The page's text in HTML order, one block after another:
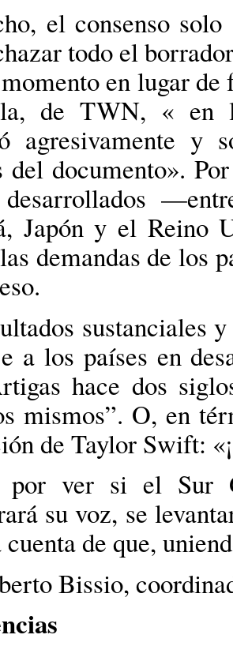
el consenso
todo el
en lugar de
de TWN, « en
agresivamente y
del documento».
desarrollados
Japón y el Reino
demandas de los
sustanciales
a los países en
hace dos
mismos”. O, en
de Taylor Swift:
por ver si el Sur
su voz, se
cuenta de que,
Bissio,